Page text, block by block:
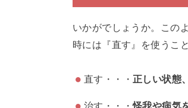
いかがでしょうか。この
時には『直す』を使うこ
直す・・・ 正しい状態
治す・・・怪我や病気